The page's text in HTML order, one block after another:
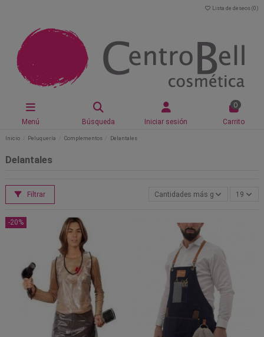
Lista de deseos (0 )
Menú Búsqueda Iniciar sesión
0
Carrito
Inicio Peluquería Complementos Delantales
Delantales
Filtrar Cantidades más grandes primero
19
-20%